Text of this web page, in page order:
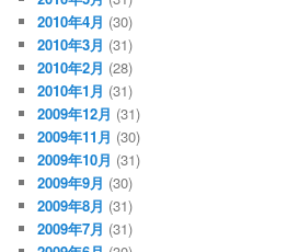
2010年4月 (30)
2010年3月 (31)
2010年2月 (28)
2010年1月 (31)
2009年12月 (31)
2009年11月 (30)
2009年10月 (31)
2009年9月 (30)
2009年8月 (31)
2009年7月 (31)